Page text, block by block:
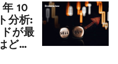
10
分析:
が最
どれ